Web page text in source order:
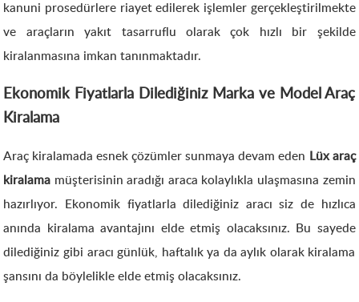
kanuni prosedürlere riayet edilerek işlemler gerçekleştirilmekte
ve araçların yakıt tasarruflu olarak çok hızlı bir şekilde
kiralanmasına imkan tanınmaktadır.
Ekonomik Fiyatlarla Dilediğiniz Marka ve Model Araç
Kiralama
Araç kiralamada esnek çözümler sunmaya devam eden Lüx araç
kiralama müşterisinin aradığı araca kolaylıkla ulaşmasına zemin
hazırlıyor. Ekonomik fiyatlarla dilediğiniz aracı siz de hızlıca
anında kiralama avantajını elde etmiş olacaksınız. Bu sayede
dilediğiniz gibi aracı günlük, haftalık ya da aylık olarak kiralama
şansını da böylelikle elde etmiş olacaksınız.